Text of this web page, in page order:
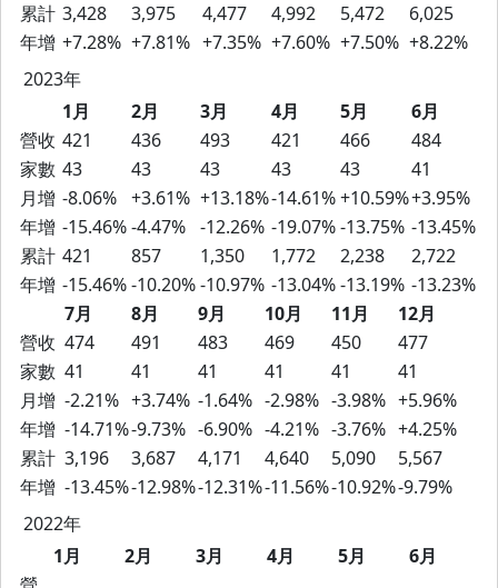
累計 3,428 3,975 4,477 4,992 5,472
6,025
年增 +7.28% +7.81% +7.35% +7.60% +7.50% +8.22%
2023年
1月
2月 3月 4月 5月
6月
營收 421 436 493 421 466
484
家數 43 43 43 43 43
41
月增 -8.06% +3.61% +13.18%-14.61%+10.59%+3.95%
年增 -15.46%-4.47% -12.26% -19.07%-13.75% -13.45%
累計 421 857 1,350 1,772 2,238
2,722
年增 -15.46%-10.20%-10.97% -13.04%-13.19% -13.23%
7月
8月 9月 10月 11月
12月
營收 474 491 483 469 450
477
家數 41 41 41 41 41
41
月增 -2.21% +3.74% -1.64% -2.98% -3.98% +5.96%
年增 -14.71%-9.73% -6.90% -4.21% -3.76% +4.25%
累計 3,196 3,687 4,171 4,640 5,090
5,567
年增 -13.45%-12.98%-12.31%-11.56%-10.92%-9.79%
2022年
1月
2月 3月 4月 5月
6月